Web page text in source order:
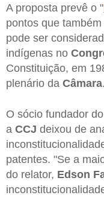
A proposta prevê o "
pontos que
pode ser
indígenas no
Constituição, em
plenário da Câmara.
O sócio fundador
a CCJ deixou de
patentes. "Se a
do relator, Edson